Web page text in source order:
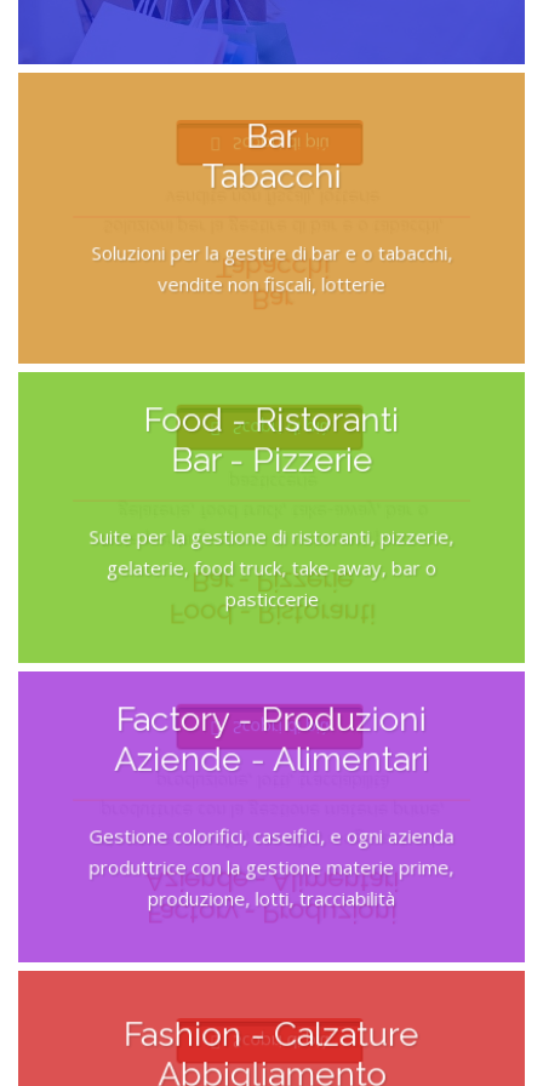
Bar
Tabacchi
Soluzioni per la gestire di bar e o tabacchi,
vendite non fiscali, lotterie
Bar
Tabacchi
Scopri di più
Food - Ristoranti
Bar - Pizzerie
Suite per la gestione di ristoranti, pizzerie,
gelaterie, food truck, take-away, bar o
pasticcerie
Food - Ristoranti
Bar - Pizzerie
Suite per la gestione di ristoranti, pizzerie,
Scopri di più
Factory - Produzioni
Aziende - Alimentari
Gestione colorifici, caseifici, e ogni azienda
produttrice con la gestione materie prime,
produzione, lotti, tracciabilità
Factory - Produzioni
Aziende - Alimentari
Gestione colorifici, caseifici, e ogni azienda
Scopri di più
Fashion - Calzature
Abbigliamento
Scopri di più